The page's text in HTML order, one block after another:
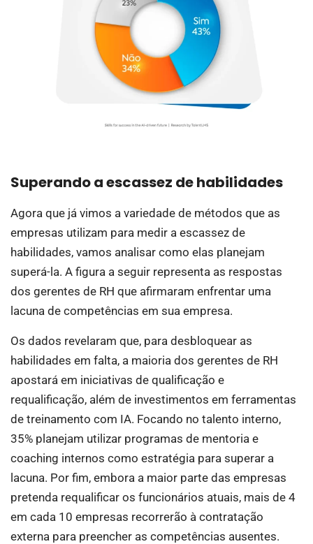
Superando a escassez de habilidades
Agora que já vimos a variedade de métodos que as
empresas utilizam para medir a escassez de
habilidades, vamos analisar como elas planejam
superá-la. A figura a seguir representa as respostas
dos gerentes de RH que afirmaram enfrentar uma
lacuna de competências em sua empresa.
Os dados revelaram que, para desbloquear as
habilidades em falta, a maioria dos gerentes de RH
apostará em iniciativas de qualificação e
requalificação, além de investimentos em ferramentas
de treinamento com IA. Focando no talento interno,
35% planejam utilizar programas de mentoria e
coaching internos como estratégia para superar a
lacuna. Por fim, embora a maior parte das empresas
pretenda requalificar os funcionários atuais, mais de 4
em cada 10 empresas recorrerão à contratação
externa para preencher as competências ausentes.